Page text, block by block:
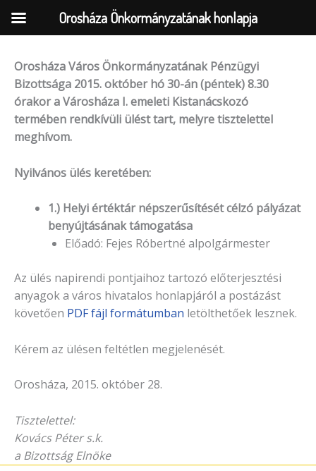
Skip
content
Orosháza Város Önkormányzatának Pénzügyi
Bizottsága 2015. október hó 30-án (péntek) 8.30
órakor a Városháza I. emeleti Kistanácskozó
termében rendkívüli ülést tart, melyre tisztelettel
meghívom.
Nyilvános ülés keretében:
1.) Helyi értéktár népszerűsítését célzó pályázat
benyújtásának támogatása
Előadó: Fejes Róbertné alpolgármester
Az ülés napirendi pontjaihoz tartozó előterjesztési
anyagok a város hivatalos honlapjáról a postázást
követően PDF fájl formátumban letölthetőek lesznek.
Kérem az ülésen feltétlen megjelenését.
Orosháza, 2015. október 28.
Tisztelettel:
Kovács Péter s.k.
a Bizottság Elnöke
Orosháza Önkormányzatának honlapja